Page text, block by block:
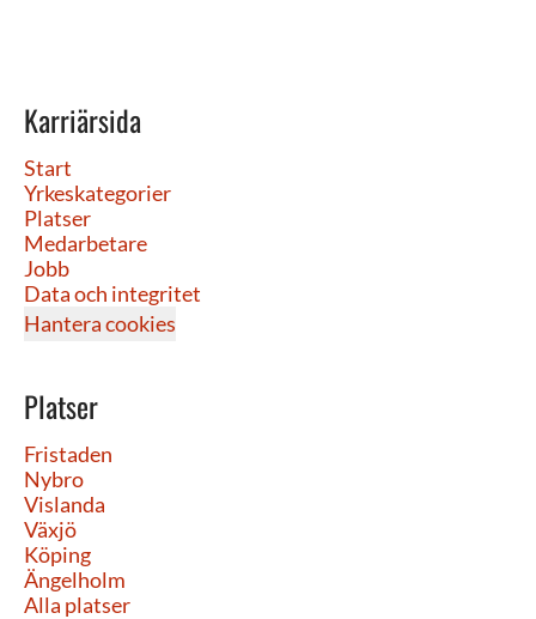
Karriärsida
Start
Yrkeskategorier
Platser
Medarbetare
Jobb
Data och integritet
Hantera cookies
Platser
Fristaden
Nybro
Vislanda
Växjö
Köping
Ängelholm
Alla platser